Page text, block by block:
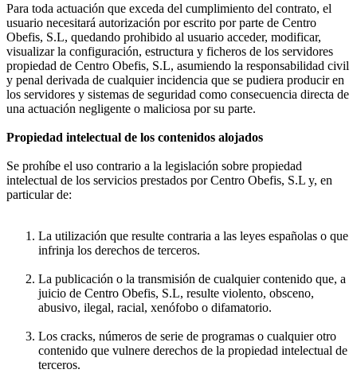
Para toda actuación que exceda del cumplimiento del contrato, el
usuario necesitará autorización por escrito por parte de Centro
Obefis, S.L, quedando prohibido al usuario acceder, modificar,
visualizar la configuración, estructura y ficheros de los servidores
propiedad de Centro Obefis, S.L, asumiendo la responsabilidad civil
y penal derivada de cualquier incidencia que se pudiera producir en
los servidores y sistemas de seguridad como consecuencia directa de
una actuación negligente o maliciosa por su parte.
Propiedad intelectual de los contenidos alojados
Se prohíbe el uso contrario a la legislación sobre propiedad
intelectual de los servicios prestados por Centro Obefis, S.L y, en
particular de:
La utilización que resulte contraria a las leyes españolas o que
infrinja los derechos de terceros.
La publicación o la transmisión de cualquier contenido que, a
juicio de Centro Obefis, S.L, resulte violento, obsceno,
abusivo, ilegal, racial, xenófobo o difamatorio.
Los cracks, números de serie de programas o cualquier otro
contenido que vulnere derechos de la propiedad intelectual de
terceros.